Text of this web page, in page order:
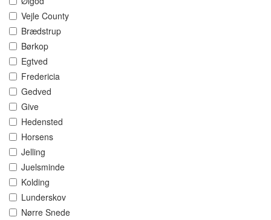
Vejle County
Brædstrup
Børkop
Egtved
Fredericia
Gedved
Give
Hedensted
Horsens
Jelling
Juelsminde
Kolding
Lunderskov
Nørre Snede